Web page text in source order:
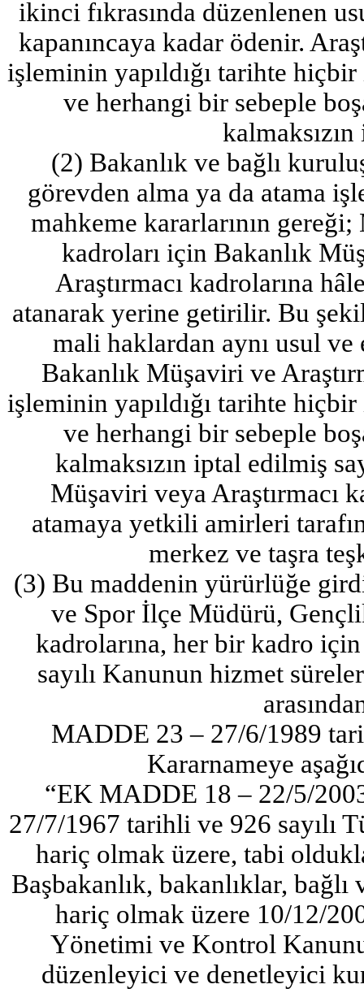
ikinci fıkrasında düzenlenen
kapanıncaya kadar ödenir.
işleminin yapıldığı tarihte
ve herhangi bir sebeple
(2) Bakanlık ve bağlı
görevden alma ya da atama
mahkeme kararlarının gereği;
kadroları için Bakanlık
Araştırmacı kadrolarına
atanarak yerine getirilir. Bu
mali haklardan aynı usul ve
Bakanlık Müşaviri ve
işleminin yapıldığı tarihte
ve herhangi bir sebeple
kalmaksızın iptal edilmiş
Müşaviri veya Araştırmacı
atamaya yetkili amirleri
merkez ve taşra
(3) Bu maddenin yürürlüğe
ve Spor İlçe Müdürü,
kadrolarına, her bir kadro
sayılı Kanunun hizmet
MADDE 23 – 27/6/1989
Kararnameye
“EK MADDE 18 – 22/5/
27/7/1967 tarihli ve 926 sayılı
hariç olmak üzere, tabi
Başbakanlık, bakanlıklar,
hariç olmak üzere 10/12/
Yönetimi ve Kontrol
düzenleyici ve denetleyici